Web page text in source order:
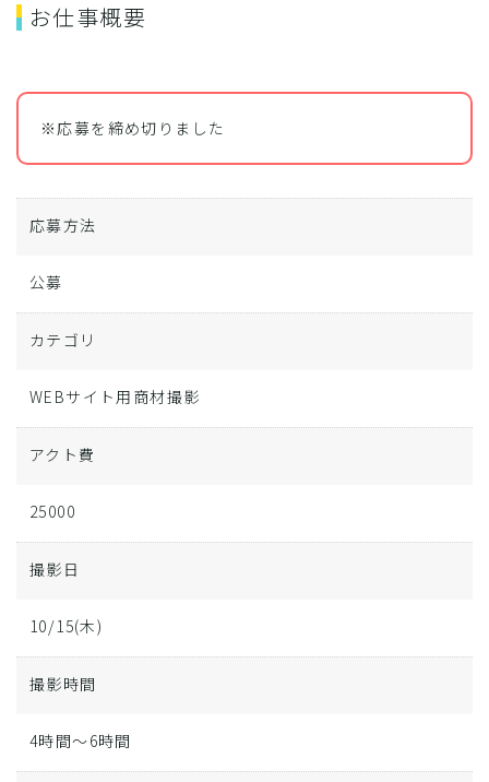
お仕事概要
※応募を締め切りました
応募方法
公募
カテゴリ
WEBサイト用商材撮影
アクト費
25000
撮影日
10/15(木)
撮影時間
4時間～6時間